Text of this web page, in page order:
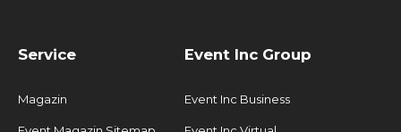
Service
Magazin
Event Inc Group
Event Inc Business